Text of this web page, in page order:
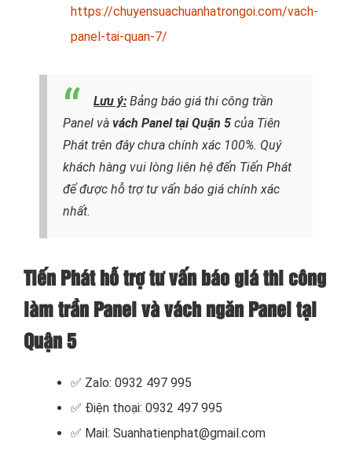
https://chuyensuachuanhatrongoi.com/vach-
panel-tai-quan-7/
Lưu ý: Bảng báo giá thi công trần
Panel và vách Panel tại Quận 5 của Tiên
Phát trên đây chưa chính xác 100%. Quý
khách hàng vui lòng liên hệ đến Tiến Phát
để được hỗ trợ tư vấn báo giá chính xác
nhất.
Tiến Phát hỗ trợ tư vấn báo giá thi công
làm trần Panel và vách ngăn Panel tại
Quận 5
✅ Zalo: 0932 497 995
✅ Điện thoại: 0932 497 995
✅ Mail: Suanhatienphat@gmail.com